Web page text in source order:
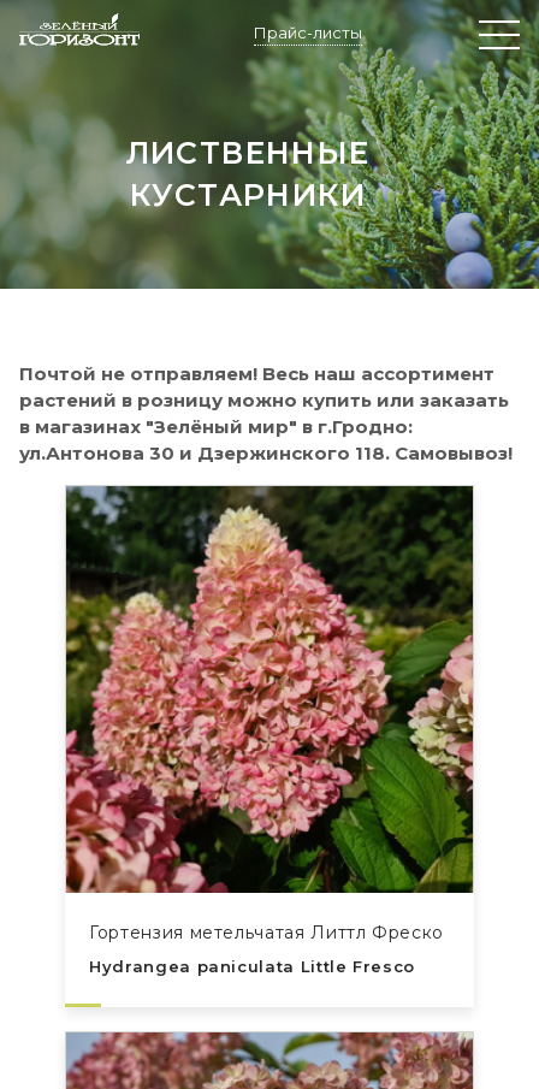
Прайс-листы
ЛИСТВЕННЫЕ
КУСТАРНИКИ
Почтой не отправляем! Весь наш ассортимент
растений в розницу можно купить или заказать
в магазинах "Зелёный мир" в г.Гродно:
ул.Антонова 30 и Дзержинского 118. Самовывоз!
Гортензия метельчатая Литтл Фреско
Hydrangea paniculata Little Fresco